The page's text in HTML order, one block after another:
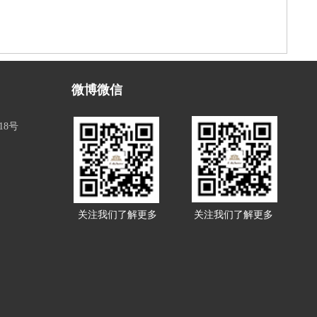
号
微博微信
关注我们了解更多 关注我们了解更多